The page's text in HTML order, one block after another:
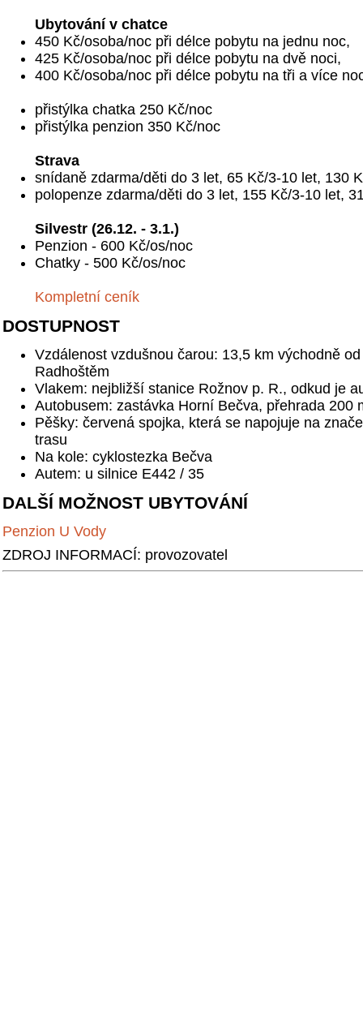
Ubytování v chatce
450 Kč/osoba/noc při délce pobytu na jednu noc,
425 Kč/osoba/noc při délce pobytu na dvě noci,
400 Kč/osoba/noc při délce pobytu na tři a více
přistýlka chatka 250 Kč/noc
přistýlka penzion 350 Kč/noc
Strava
snídaně zdarma/děti do 3 let, 65 Kč/3-10 let, 130
polopenze zdarma/děti do 3 let, 155 Kč/3-10 let,
Silvestr (26.12. - 3.1.)
Penzion - 600 Kč/os/noc
Chatky - 500 Kč/os/noc
Kompletní ceník
DOSTUPNOST
Vzdálenost vzdušnou čarou: 13,5 km východně
Radhoštěm
Vlakem: nejbližší stanice Rožnov p. R., odkud je
Autobusem: zastávka Horní Bečva, přehrada 200
Pěšky: červená spojka, která se napojuje na
trasu
Na kole: cyklostezka Bečva
Autem: u silnice E442 / 35
DALŠÍ MOŽNOST UBYTOVÁNÍ
Penzion U Vody
ZDROJ INFORMACÍ: provozovatel